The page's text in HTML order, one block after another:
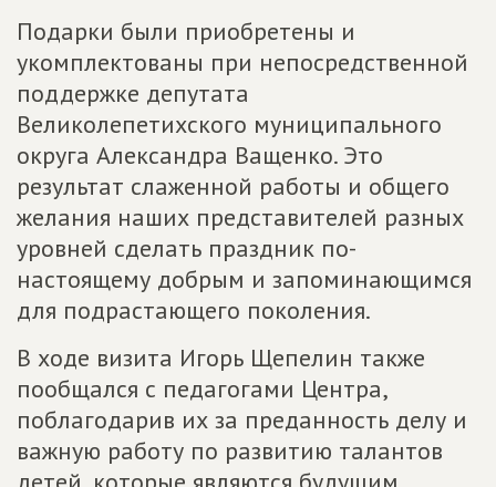
Подарки были приобретены и
укомплектованы при непосредственной
поддержке депутата
Великолепетихского муниципального
округа Александра Ващенко. Это
результат слаженной работы и общего
желания наших представителей разных
уровней сделать праздник по-
настоящему добрым и запоминающимся
для подрастающего поколения.
В ходе визита Игорь Щепелин также
пообщался с педагогами Центра,
поблагодарив их за преданность делу и
важную работу по развитию талантов